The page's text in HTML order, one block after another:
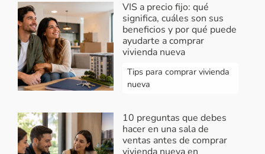
VIS a precio fijo: qué
significa, cuáles son sus
beneficios y por qué puede
ayudarte a comprar
vivienda nueva
Tips para comprar vivienda
nueva
10 preguntas que debes
hacer en una sala de
ventas antes de comprar
vivienda nueva en